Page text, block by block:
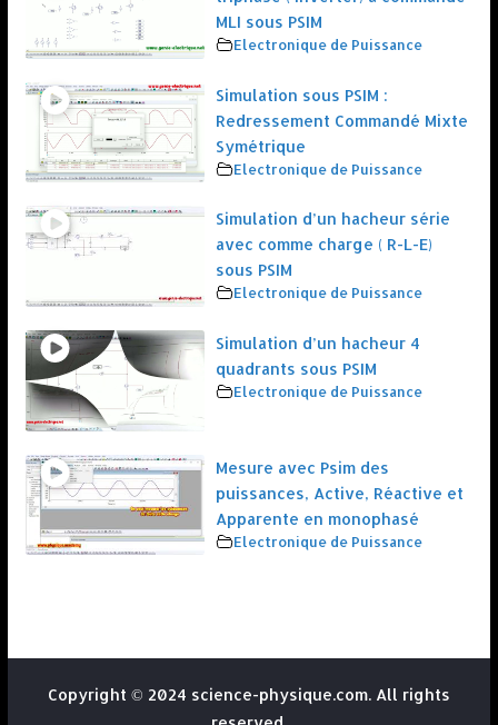
MLI sous PSIM
Electronique de Puissance
Simulation sous PSIM :
Redressement Commandé Mixte
Symétrique
Electronique de Puissance
Simulation d’un hacheur série
avec comme charge ( R-L-E)
sous PSIM
Electronique de Puissance
Simulation d’un hacheur 4
quadrants sous PSIM
Electronique de Puissance
Mesure avec Psim des
puissances, Active, Réactive et
Apparente en monophasé
Electronique de Puissance
Copyright © 2024 science-physique.com. All rights